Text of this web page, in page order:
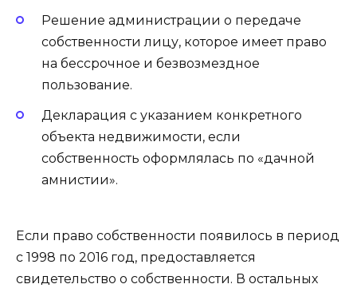
Решение администрации о передаче
собственности лицу, которое имеет право
на бессрочное и безвозмездное
пользование.
Декларация с указанием конкретного
объекта недвижимости, если
собственность оформлялась по «дачной
амнистии».
Если право собственности появилось в период
с 1998 по 2016 год, предоставляется
свидетельство о собственности. В остальных